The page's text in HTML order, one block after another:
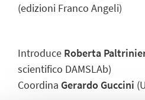
(edizioni Franco Angeli)
Introduce Roberta
scientifico DAMSLAb)
Coordina Gerardo Guccini